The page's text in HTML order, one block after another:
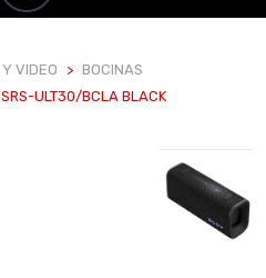
VIDEO
BOCINAS
ULT30/BCLA BLACK